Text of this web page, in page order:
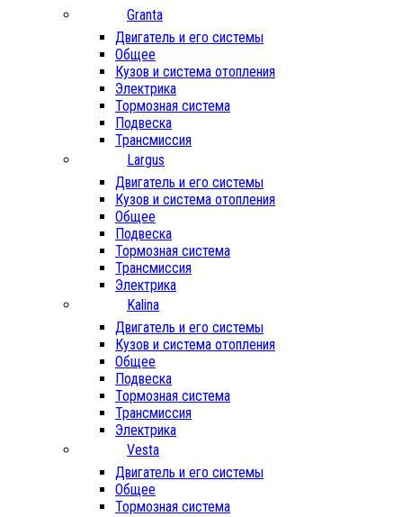
Granta
Двигатель и его системы
Общее
Кузов и система отопления
Электрика
Тормозная система
Подвеска
Трансмиссия
Largus
Двигатель и его системы
Кузов и система отопления
Общее
Подвеска
Тормозная система
Трансмиссия
Электрика
Kalina
Двигатель и его системы
Кузов и система отопления
Общее
Подвеска
Тормозная система
Трансмиссия
Электрика
Vesta
Двигатель и его системы
Общее
Тормозная система